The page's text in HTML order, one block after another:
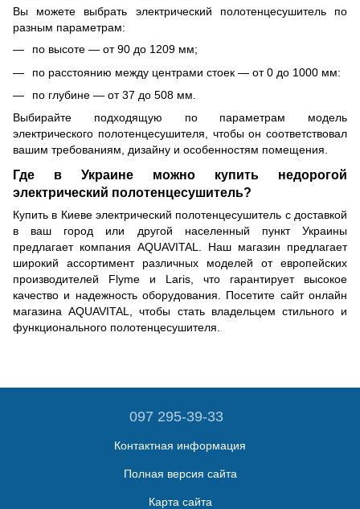
Вы можете выбрать электрический полотенцесушитель по
разным параметрам:
по высоте — от 90 до 1209 мм;
по расстоянию между центрами стоек — от 0 до 1000 мм:
по глубине — от 37 до 508 мм.
Выбирайте подходящую по параметрам модель
электрического полотенцесушителя, чтобы он соответствовал
вашим требованиям, дизайну и особенностям помещения.
Где в Украине можно купить недорогой
электрический полотенцесушитель?
Купить в Киеве электрический полотенцесушитель с доставкой
в ваш город или другой населенный пункт Украины
предлагает компания AQUAVITAL. Наш магазин предлагает
широкий ассортимент различных моделей от европейских
производителей Flyme и Laris, что гарантирует высокое
качество и надежность оборудования. Посетите сайт онлайн
магазина AQUAVITAL, чтобы стать владельцем стильного и
функционального полотенцесушителя.
097 295-39-33
Контактная информация
Полная версия сайта
Карта сайта